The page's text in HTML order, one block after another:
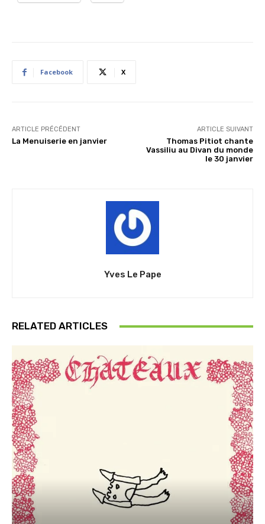
Facebook X
ARTICLE PRÉCÉDENT
La Menuiserie en janvier
ARTICLE SUIVANT
Thomas Pitiot chante
Vassiliu au Divan du monde
le 30 janvier
Yves Le Pape
RELATED ARTICLES